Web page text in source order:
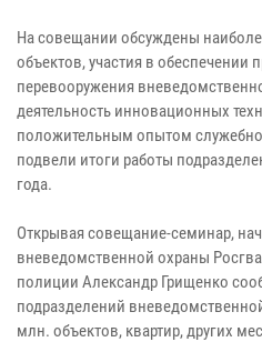
На совещании обсуждены
объектов, участия в обеспечении
перевооружения
деятельность инновационных
положительным опытом
подвели итоги работы
года.
Открывая совещание-семинар,
вневедомственной охраны
полиции Александр Грищенко
подразделений
млн. объектов, квартир, других